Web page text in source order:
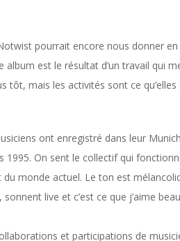
pourrait encore nous donner en
album est le résultat d’un travail qui
tôt, mais les activités sont ce
ont enregistré dans leur
1995. On sent le collectif qui
monde actuel. Le ton est
live et c’est ce que j’aime
et participations de